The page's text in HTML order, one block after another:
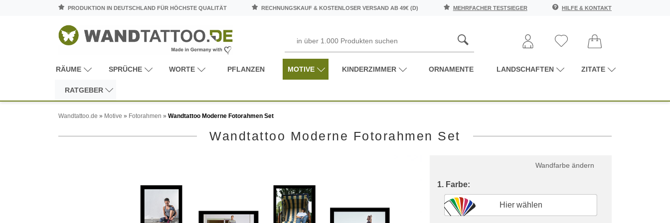
PRODUKTION IN DEUTSCHLAND FÜR HÖCHSTE QUALITÄT RECHNUNGSKAUF & KOSTENLOSER VERSAND AB 49€ (D) MEHRFACHER TESTSIEGER HILFE & KONTAKT
RÄUME SPRÜCHE WORTE PFLANZEN MOTIVE KINDERZIMMER ORNAMENTE LANDSCHAFTEN ZITATE
RATGEBER
Wandtattoo.de » Motive » Fotorahmen » Wandtattoo Moderne Fotorahmen Set
Wandtattoo Moderne Fotorahmen Set
Wandfarbe ändern
1. Farbe:
Hier wählen